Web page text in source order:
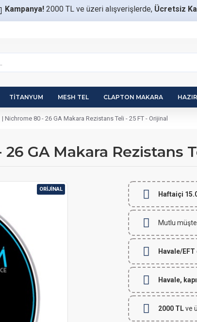
Kampanya! 2000 TL ve üzeri alışverişlerde, Ücretsiz
TITANYUM MESH TEL CLAPTON MAKARA
Nichrome 80 - 26 GA Makara Rezistans Teli - 25 FT - Orijinal
GA Makara Rezistans
ORIJINAL
Haftaiçi
Mutlu
Havale/EFT
Havale,
2000 TLve